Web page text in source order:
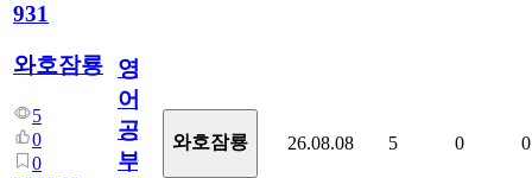
931
와호잠룡
5
0
0
영
어
공
부
와호잠룡 26.08.08 5 0 0